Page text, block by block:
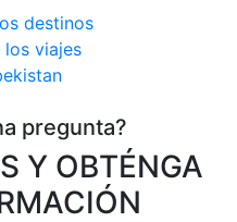
destinos
los viajes
pregunta?
Y OBTÉNGA